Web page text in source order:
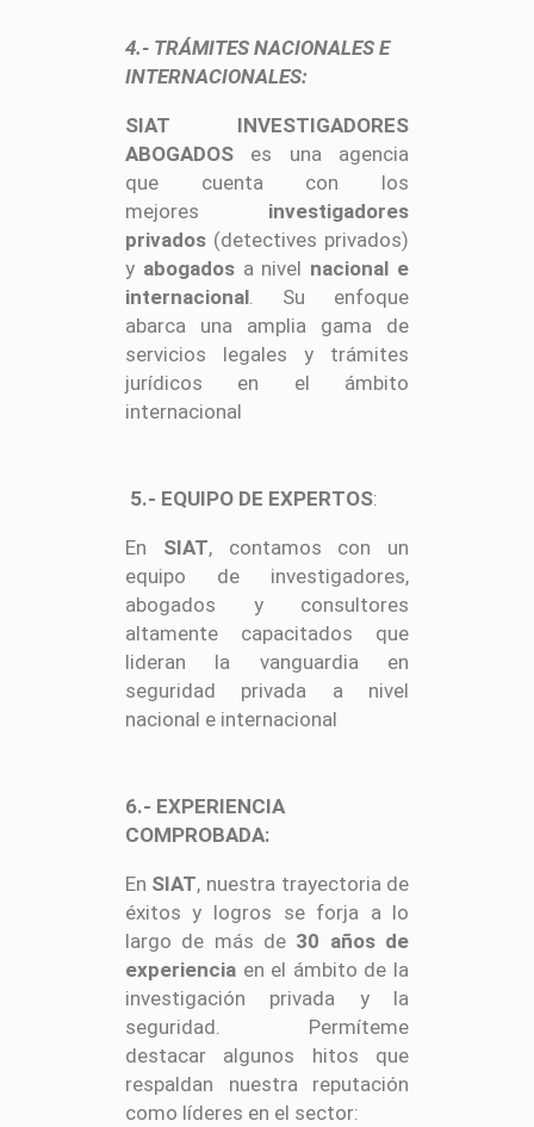
4.- TRÁMITES NACIONALES E
INTERNACIONALES:
SIAT INVESTIGADORES
ABOGADOSes una agencia
que cuenta con los
mejores investigadores
privados(detectives privados)
y abogadosa nivel nacional e
internacional. Su enfoque
abarca una amplia gama de
servicios legales y trámites
jurídicos en el ámbito
internacional
5.- EQUIPO DE EXPERTOS:
En SIAT, contamos con un
equipo de investigadores,
abogados y consultores
altamente capacitados que
lideran la vanguardia en
seguridad privada a nivel
nacional e internacional
6.- EXPERIENCIA
COMPROBADA:
En SIAT, nuestra trayectoria de
éxitos y logros se forja a lo
largo de más de 30 años de
experienciaen el ámbito de la
investigación privada y la
seguridad. Permíteme
destacar algunos hitos que
respaldan nuestra reputación
como líderes en el sector: